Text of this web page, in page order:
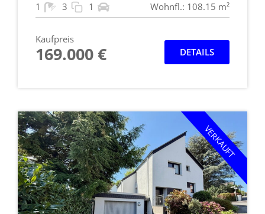
1 3 1 Wohnfl.: 108.15 m²
Kaufpreis
169.000 € DETAILS
VERKAUFT